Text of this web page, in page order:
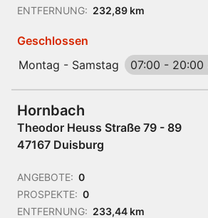
ENTFERNUNG: 232,89 km
Geschlossen
Montag - Samstag
07:00 - 20:00
Hornbach
Theodor Heuss Straße 79 - 89
47167 Duisburg
ANGEBOTE: 0
PROSPEKTE: 0
ENTFERNUNG: 233,44 km